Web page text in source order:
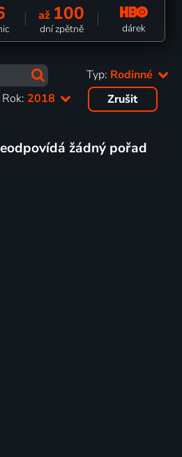
až 100
dní zpětně dárek
Typ: Rodinné
Rok: 2018 Zrušit
žádný pořad